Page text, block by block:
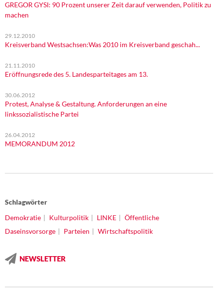
GREGOR GYSI: 90 Prozent unserer Zeit darauf verwenden, Politik zu
machen
29.12.2010
Kreisverband Westsachsen:Was 2010 im Kreisverband geschah...
21.11.2010
Eröffnungsrede des 5. Landesparteitages am 13.
30.06.2012
Protest, Analyse & Gestaltung. Anforderungen an eine
linkssozialistische Partei
26.04.2012
MEMORANDUM 2012
Schlagwörter
Demokratie
Kulturpolitik LINKE
Öffentliche
Daseinsvorsorge
Parteien Wirtschaftspolitik
NEWSLETTER